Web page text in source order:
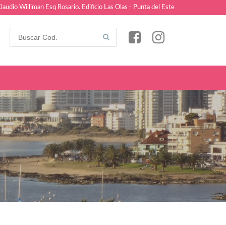
Williman Esq Rosario. Edificio Las Olas - Punta del Este